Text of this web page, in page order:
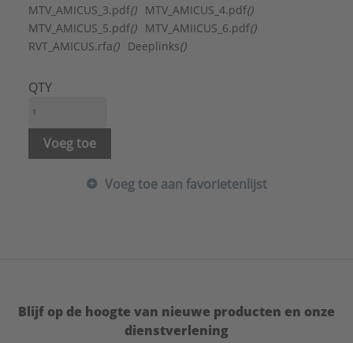
Materiaal drukvat:
Kunststof
Max. werkdruk:
6 bar
Met display: Nee
Montagewijze:
Nom. diameter koud tapwater:
Nom. diameter warm tapwater:
Nom. inhoud:
Nom. spanning 1:
Nom. vermogen: 4,4 kW
Verwarmingssysteem: Buisverwarmingselement
MASTERWATT
MTV_AMICUS_3.pdf() MTV_AMICUS_4.pdf()
MTV_AMICUS_5.pdf() MTV_AMIICUS_6.pdf()
RVT_AMICUS.rfa() Deeplinks()
QTY
Voeg toe
Voeg toe aan favorietenlijst
Blijf op de hoogte van nieuwe producten en onze
dienstverlening